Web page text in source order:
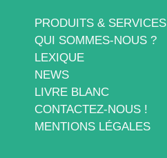
PRODUITS & SERVICES
QUI SOMMES-NOUS ?
LEXIQUE
NEWS
LIVRE BLANC
CONTACTEZ-NOUS !
MENTIONS LÉGALES